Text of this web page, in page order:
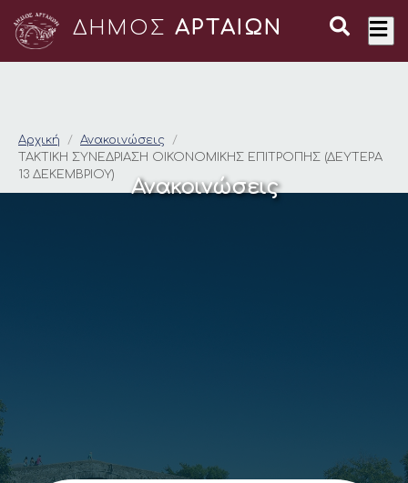
ΔΗΜΟΣ ΑΡΤΑΙΩΝ
ΤΑΚΤΙΚΗ
Αρχική
Ανακοινώσεις
ΤΑΚΤΙΚΗ ΣΥΝΕΔΡΙΑΣΗ ΟΙΚΟΝΟΜΙΚΗΣ ΕΠΙΤΡΟΠΗΣ (ΔΕΥΤΕΡΑ
13 ΔΕΚΕΜΒΡΙΟΥ)
Ανακοινώσεις